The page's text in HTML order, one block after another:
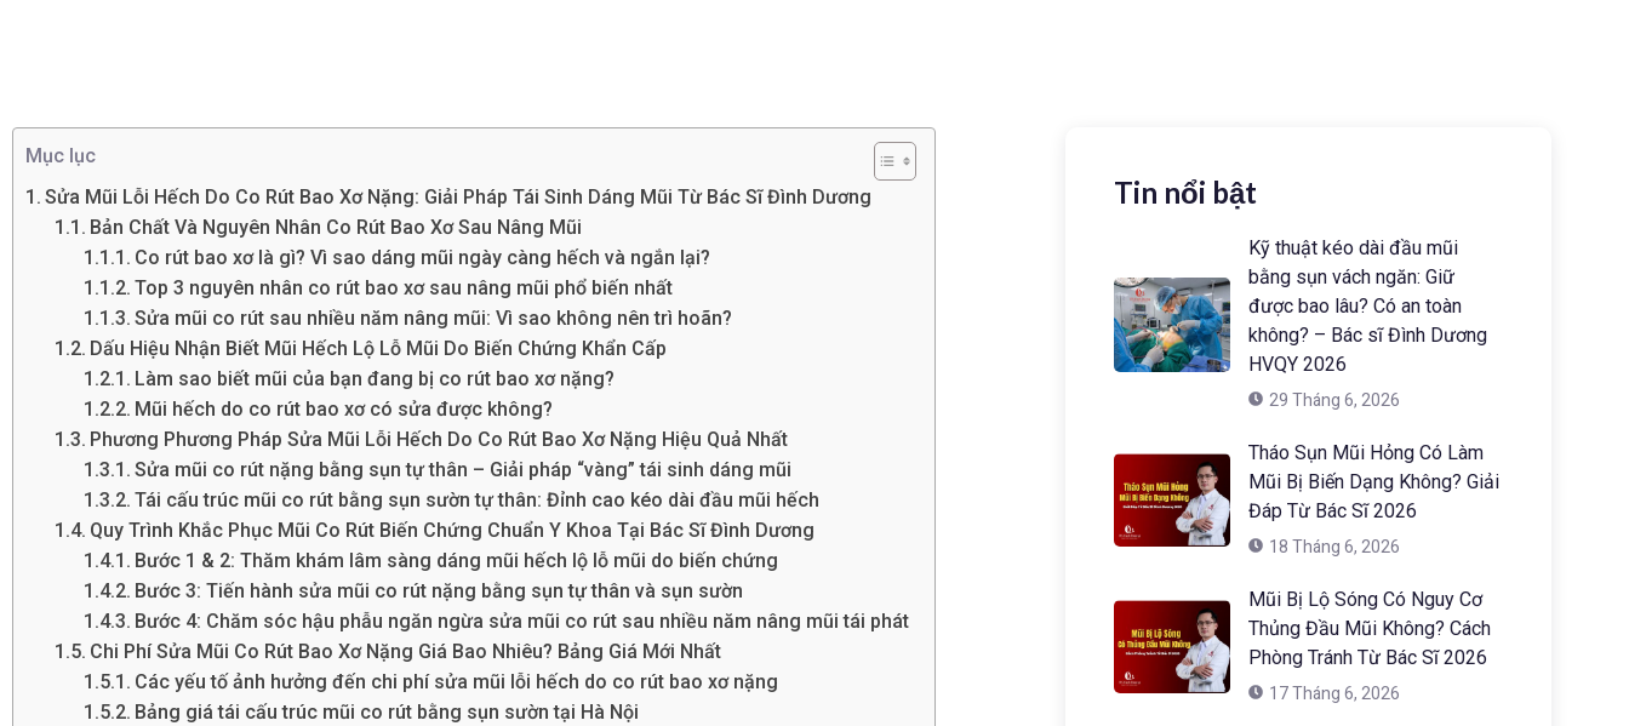
Mục lục
Sửa Mũi Lỗi Hếch Do Co Rút Bao Xơ Nặng: Giải Pháp Tái Sinh Dáng Mũi Từ Bác Sĩ Đình Dương
Bản Chất Và Nguyên Nhân Co Rút Bao Xơ Sau Nâng Mũi
Co rút bao xơ là gì? Vì sao dáng mũi ngày càng hếch và ngắn lại?
Top 3 nguyên nhân co rút bao xơ sau nâng mũi phổ biến nhất
Sửa mũi co rút sau nhiều năm nâng mũi: Vì sao không nên trì hoãn?
Dấu Hiệu Nhận Biết Mũi Hếch Lộ Lỗ Mũi Do Biến Chứng Khẩn Cấp
Làm sao biết mũi của bạn đang bị co rút bao xơ nặng?
Mũi hếch do co rút bao xơ có sửa được không?
Phương Phương Pháp Sửa Mũi Lỗi Hếch Do Co Rút Bao Xơ Nặng Hiệu Quả Nhất
Sửa mũi co rút nặng bằng sụn tự thân – Giải pháp “vàng” tái sinh dáng mũi
Tái cấu trúc mũi co rút bằng sụn sườn tự thân: Đỉnh cao kéo dài đầu mũi hếch
Quy Trình Khắc Phục Mũi Co Rút Biến Chứng Chuẩn Y Khoa Tại Bác Sĩ Đình Dương
Bước 1 & 2: Thăm khám lâm sàng dáng mũi hếch lộ lỗ mũi do biến chứng
Bước 3: Tiến hành sửa mũi co rút nặng bằng sụn tự thân và sụn sườn
Bước 4: Chăm sóc hậu phẫu ngăn ngừa sửa mũi co rút sau nhiều năm nâng mũi tái phát
Chi Phí Sửa Mũi Co Rút Bao Xơ Nặng Giá Bao Nhiêu? Bảng Giá Mới Nhất
Các yếu tố ảnh hưởng đến chi phí sửa mũi lỗi hếch do co rút bao xơ nặng
Bảng giá tái cấu trúc mũi co rút bằng sụn sườn tại Hà Nội
Tin nổi bật
Kỹ thuật kéo dài đầu mũi
bằng sụn vách ngăn: Giữ
được bao lâu? Có an toàn
không? – Bác sĩ Đình Dương
HVQY 2026
29 Tháng 6, 2026
Tháo Sụn Mũi Hỏng Có Làm
Mũi Bị Biến Dạng Không? Giải
Đáp Từ Bác Sĩ 2026
18 Tháng 6, 2026
Mũi Bị Lộ Sóng Có Nguy Cơ
Thủng Đầu Mũi Không? Cách
Phòng Tránh Từ Bác Sĩ 2026
17 Tháng 6, 2026